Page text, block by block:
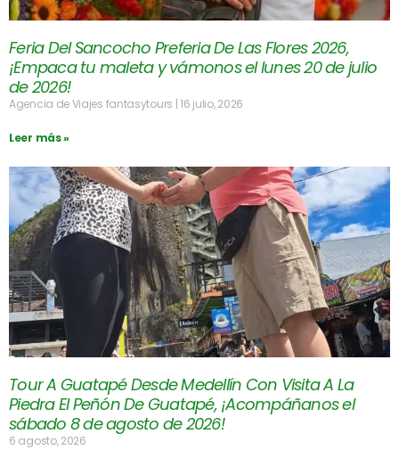
Feria Del Sancocho Preferia De Las Flores 2026,
¡Empaca tu maleta y vámonos el lunes 20 de julio
de 2026!
Agencia de Viajes fantasytours 16 julio, 2026
Leer más »
Tour A Guatapé Desde Medellín Con Visita A La
Piedra El Peñón De Guatapé, ¡Acompáñanos el
sábado 8 de agosto de 2026!
6 agosto, 2026